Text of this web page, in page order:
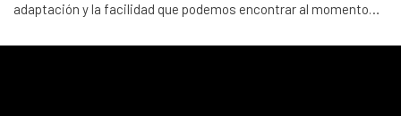
adaptación y la facilidad que podemos encontrar al momento…